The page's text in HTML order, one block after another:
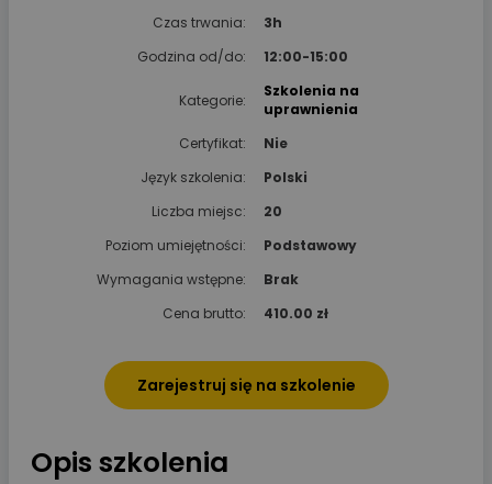
Czas trwania:
3h
Godzina od/do:
12:00-15:00
Kategorie:
Szkolenia na
uprawnienia
Certyfikat:
Nie
Język szkolenia:
Polski
Liczba miejsc:
20
Poziom umiejętności:
Podstawowy
Wymagania wstępne:
Brak
Cena brutto:
410.00 zł
Zarejestruj się na szkolenie
Opis szkolenia